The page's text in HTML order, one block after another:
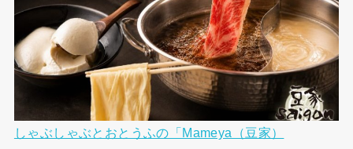
しゃぶしゃぶとおとうふの「Mameya（豆家）